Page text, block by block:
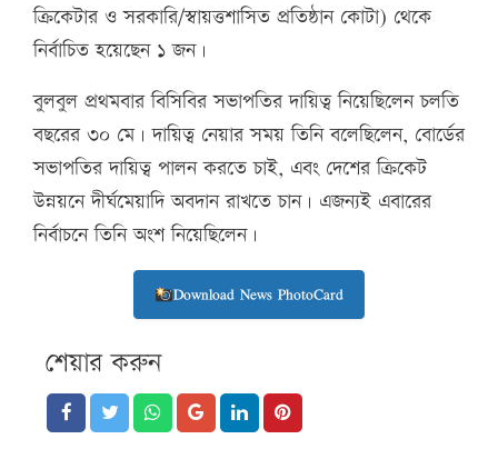
ক্রিকেটার ও সরকারি/স্বায়ত্তশাসিত প্রতিষ্ঠান কোটা) থেকে
নির্বাচিত হয়েছেন ১ জন।
বুলবুল প্রথমবার বিসিবির সভাপতির দায়িত্ব নিয়েছিলেন চলতি
বছরের ৩০ মে। দায়িত্ব নেয়ার সময় তিনি বলেছিলেন, বোর্ডের
সভাপতির দায়িত্ব পালন করতে চাই, এবং দেশের ক্রিকেট
উন্নয়নে দীর্ঘমেয়াদি অবদান রাখতে চান। এজন্যই এবারের
নির্বাচনে তিনি অংশ নিয়েছিলেন।
Download News PhotoCard
শেয়ার করুন